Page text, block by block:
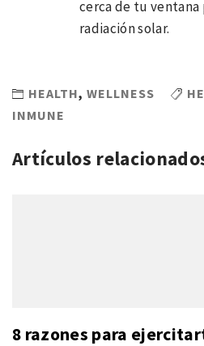
cerca de tu ventana
radiación solar.
HEALTH, WELLNESS
INMUNE
Artículos
8 razones para